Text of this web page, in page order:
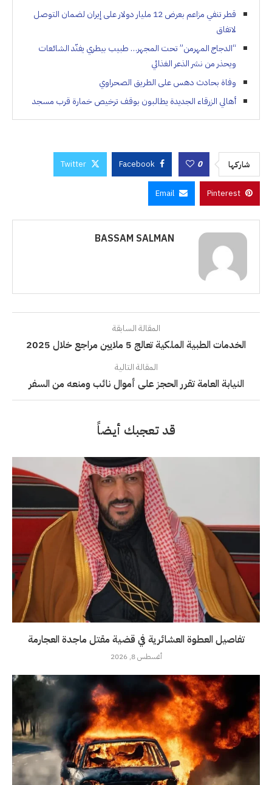
قطر تنفي مزاعم بعرض 12 مليار دولار على إيران لضمان التوصل
لاتفاق
“الدجاج المهرمن” تحت المجهر… طبيب بيطري يفنّد الشائعات
ويحذر من نشر الذعر الغذائي
وفاة بحادث دهس على الطريق الصحراوي
أهالي الزرقاء الجديدة يطالبون بوقف ترخيص خمارة قرب مسجد
شاركها 0
Facebook
Twitter
Pinterest
Email
BASSAM SALMAN
المقالة السابقة
الخدمات الطبية الملكية تعالج 5 ملايين مراجع خلال 2025
المقالة التالية
النيابة العامة تقرر الحجز على أموال نائب ومنعه من السفر
قد تعجبك أيضاً
تفاصيل العطوة العشائرية في قضية مقتل ماجدة العجارمة
أغسطس 8, 2026